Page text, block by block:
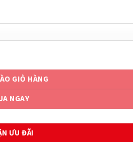
GIỎ HÀNG
NGAY
ƯU ĐÃI